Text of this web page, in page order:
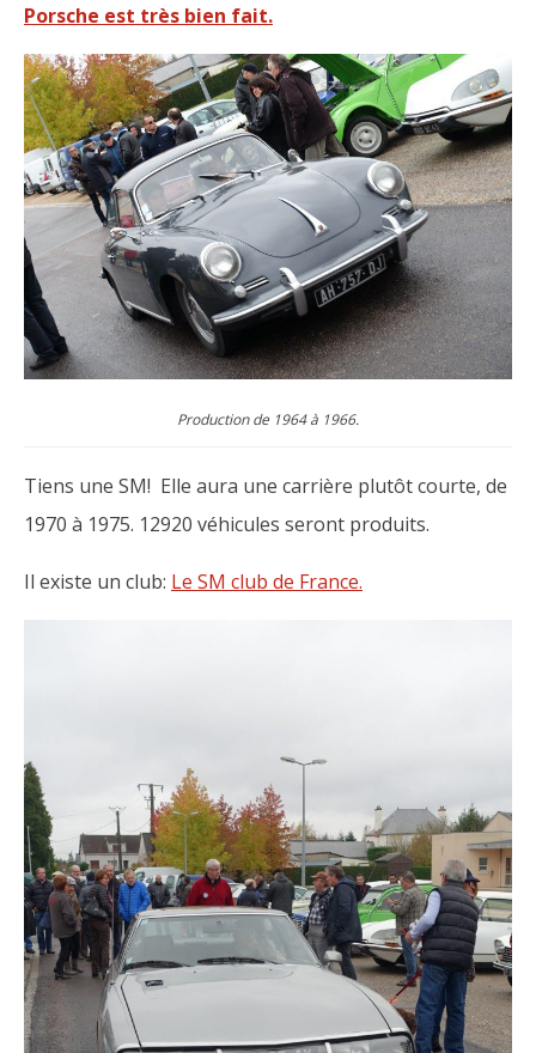
Porsche est très bien fait.
Production de 1964 à 1966.
Tiens une SM! Elle aura une carrière plutôt courte, de
1970 à 1975. 12920 véhicules seront produits.
Il existe un club: Le SM club de France.